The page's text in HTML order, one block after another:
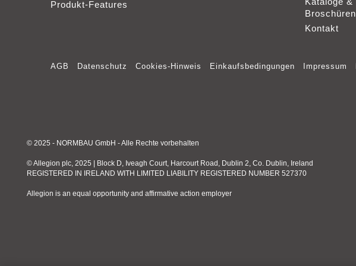
Entdecken Sie unser NORMBAU extranet - das Produktportal.
Entdecken Sie unser NORMBAU extranet - das Produktportal.
BIM- und Planungsdaten
Produkt-Features
Broschüren
Kontakt
AGB Datenschutz Cookies-Hinweis Einkaufsbedingungen Impressum
© 2025 - NORMBAU GmbH - Alle Rechte vorbehalten
© Allegion plc, 2025 | Block D, Iveagh Court, Harcourt Road, Dublin 2, Co. Dublin, Ireland
REGISTERED IN IRELAND WITH LIMITED LIABILITY REGISTERED NUMBER 527370
Allegion is an equal opportunity and affirmative action employer